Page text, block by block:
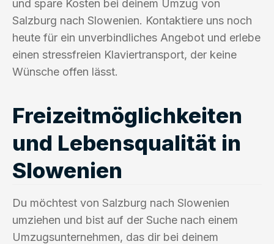
und spare Kosten bei deinem Umzug von
Salzburg nach Slowenien. Kontaktiere uns noch
heute für ein unverbindliches Angebot und erlebe
einen stressfreien Klaviertransport, der keine
Wünsche offen lässt.
Freizeitmöglichkeiten
und Lebensqualität in
Slowenien
Du möchtest von Salzburg nach Slowenien
umziehen und bist auf der Suche nach einem
Umzugsunternehmen, das dir bei deinem